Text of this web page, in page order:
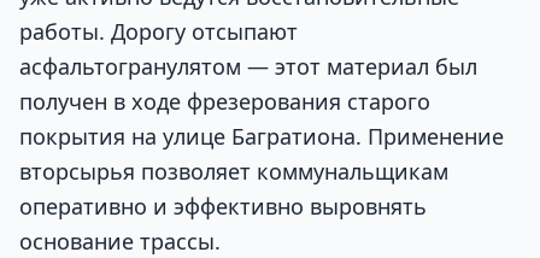
работы. Дорогу отсыпают
асфальтогранулятом — этот материал был
получен в ходе фрезерования старого
покрытия на улице Багратиона. Применение
вторсырья позволяет коммунальщикам
оперативно и эффективно выровнять
основание трассы.